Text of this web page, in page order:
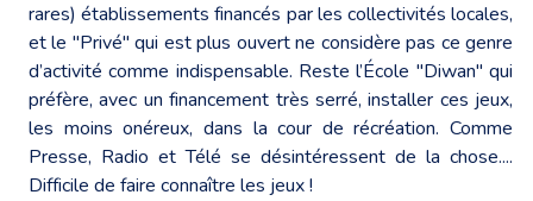
rares) établissements financés par les collectivités locales,
et le "Privé" qui est plus ouvert ne considère pas ce genre
d’activité comme indispensable. Reste l’École "Diwan" qui
préfère, avec un financement très serré, installer ces jeux,
les moins onéreux, dans la cour de récréation. Comme
Presse, Radio et Télé se désintéressent de la chose....
Difficile de faire connaître les jeux !